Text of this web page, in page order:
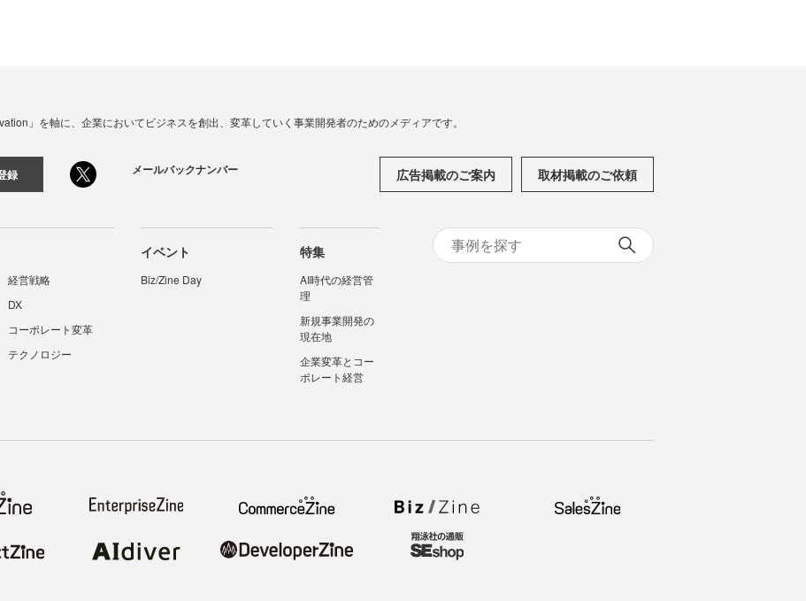
」を軸に、企業においてビジネスを創出、変革していく事業開発者のためのメディアです。
録 メールバックナンバー 広告掲載のご案内 取材掲載のご依頼
経営戦略
DX
コーポレート変革
テクノロジー
イベント
Biz/Zine Day
特集
AI時代の経営管
理
新規事業開発の
現在地
企業変革とコー
ポレート経営